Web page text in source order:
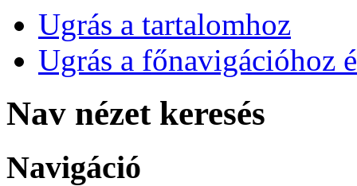
Ugrás a tartalomhoz
Ugrás a főnavigációhoz
Nav nézet keresés
Navigáció